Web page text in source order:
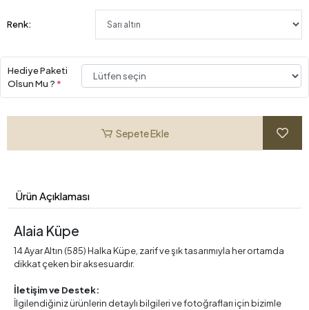
Renk:
Hediye Paketi
Olsun Mu ? *
Sepete Ekle
Ürün Açıklaması
Alaia Küpe
14 Ayar Altın (585) Halka Küpe, zarif ve şık tasarımıyla her ortamda
dikkat çeken bir aksesuardır.
İletişim ve Destek:
İlgilendiğiniz ürünlerin detaylı bilgileri ve fotoğrafları için bizimle